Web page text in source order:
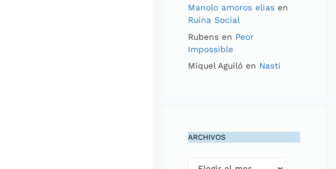
Manolo amoros elias en
Ruina Social
Rubens en Peor
Impossible
Miquel Aguiló en Nasti
ARCHIVOS
Archivos